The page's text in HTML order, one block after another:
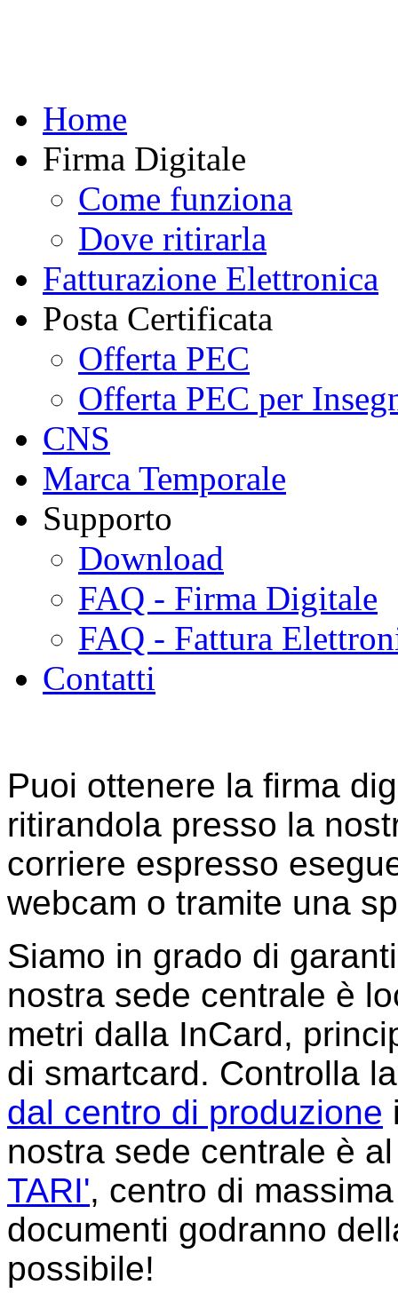
Home
Firma Digitale
Come funziona
Dove ritirarla
Fatturazione Elettronica
Posta Certificata
Offerta PEC
Offerta PEC per
CNS
Marca Temporale
Supporto
Download
FAQ - Firma Digitale
FAQ - Fattura
Contatti
Puoi ottenere la firma
ritirandola presso la
corriere espresso
webcam o tramite una
Siamo in grado di
nostra sede centrale è
metri dalla InCard,
di smartcard. Controlla
dal centro di produzione
nostra sede centrale è
TARI', centro di
documenti godranno
possibile!